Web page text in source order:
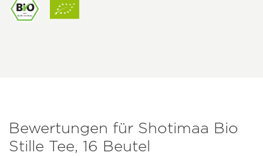
Bewertungen für Shotimaa Bio
Stille Tee, 16 Beutel